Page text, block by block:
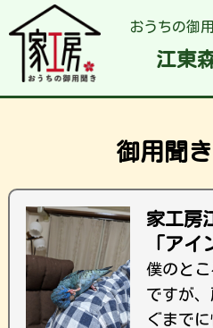
おうちの御
江東
御用聞
家工房
「アイ
僕のと
ですが
ぐまで